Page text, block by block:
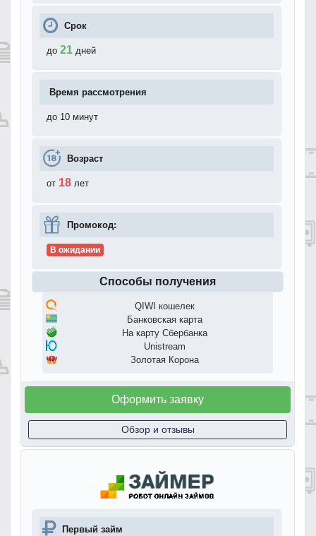
Срок
до 21 дней
Время рассмотрения
до 10 минут
Возраст
от 18 лет
Промокод:
В ожидании
Способы получения
QIWI кошелек
Банковская карта
На карту Сбербанка
Unistream
Золотая Корона
Оформить заявку
Обзор и отзывы
Первый займ